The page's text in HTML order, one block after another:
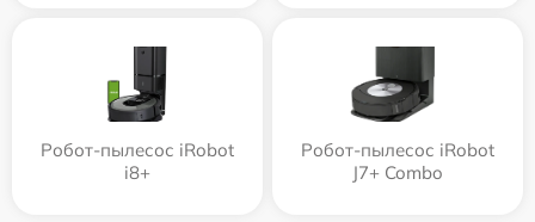
Робот-пылесос iRobot
i8+
Робот-пылесос iRobot
J7+ Combo